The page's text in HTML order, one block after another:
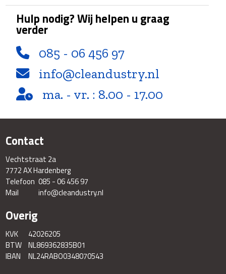
Hulp nodig? Wij helpen u graag
verder
085 - 06 456 97
info@cleandustry.nl
ma. - vr. : 8.00 - 17.00
Contact
Vechtstraat 2a
7772 AX Hardenberg
Telefoon 085 - 06 456 97
Mail
info@cleandustry.nl
Overig
KVK
42026205
BTW NL869362835B01
IBAN
NL24RABO0348070543